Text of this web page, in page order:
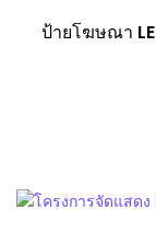
ป้ายโฆษณา